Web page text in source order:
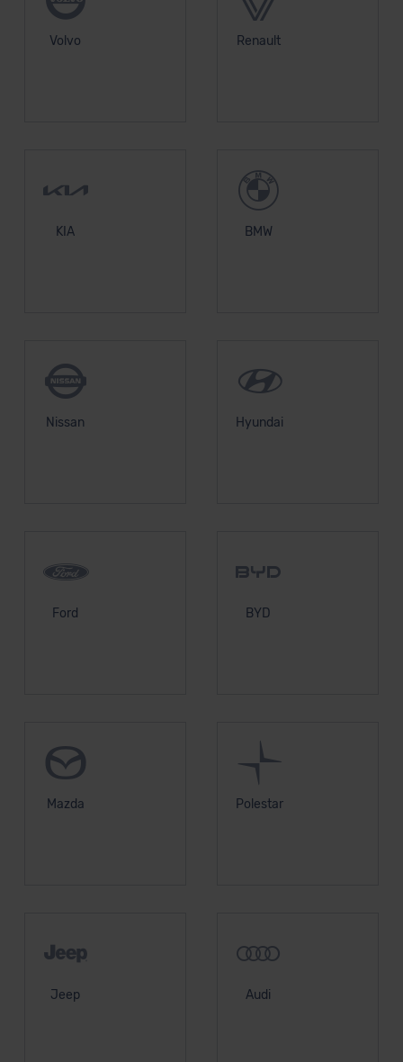
Volvo Renault
KIA BMW
Nissan Hyundai
Ford BYD
Mazda Polestar
Jeep Audi